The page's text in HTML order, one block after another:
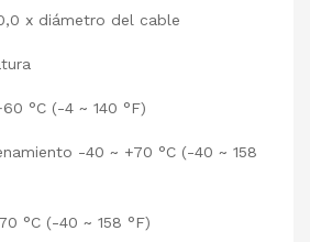
x diámetro del cable
°C (-4 ~ 140 °F)
-40 ~ +70 °C (-40 ~ 158
°C (-40 ~ 158 °F)